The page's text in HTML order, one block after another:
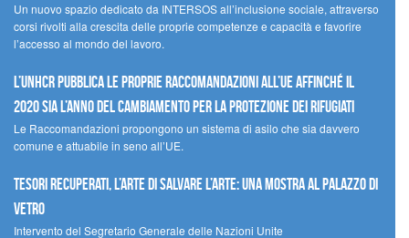
Un nuovo spazio dedicato da INTERSOS all’inclusione sociale, attraverso
corsi rivolti alla crescita delle proprie competenze e capacità e favorire
l’accesso al mondo del lavoro.
L’UNHCR pubblica le proprie raccomandazioni all’UE affinché il
2020 sia l’anno del cambiamento per la protezione dei rifugiati
Le Raccomandazioni propongono un sistema di asilo che sia davvero
comune e attuabile in seno all’UE.
Tesori recuperati, l’arte di salvare l’arte: una mostra al Palazzo di
Vetro
Intervento del Segretario Generale delle Nazioni Unite